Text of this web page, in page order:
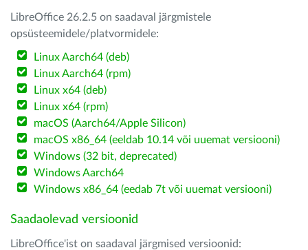
LibreOffice 26.2.5 on saadaval järgmistele
opsüsteemidele/platvormidele:
Linux Aarch64 (deb)
Linux Aarch64 (rpm)
Linux x64 (deb)
Linux x64 (rpm)
macOS (Aarch64/Apple Silicon)
macOS x86_64 (eeldab 10.14 või uuemat versiooni)
Windows (32 bit, deprecated)
Windows Aarch64
Windows x86_64 (eedab 7t või uuemat versiooni)
Saadaolevad versioonid
LibreOffice'ist on saadaval järgmised versioonid: